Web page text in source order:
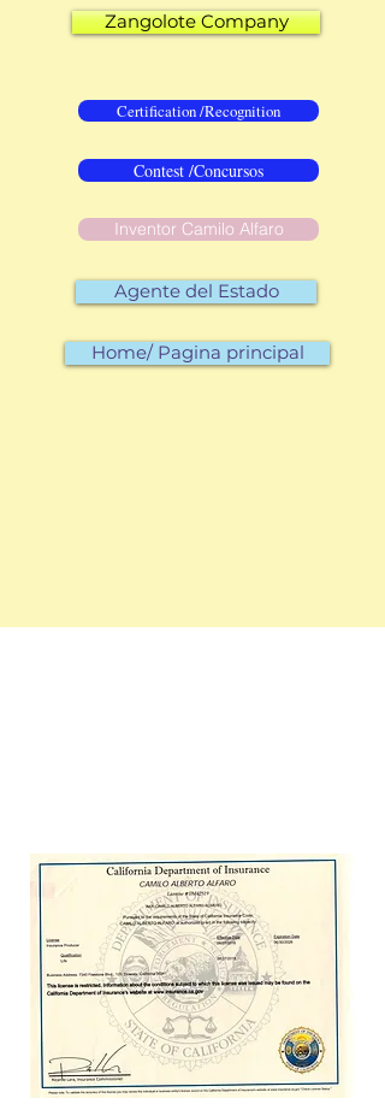
Zangolote Company
Certification /Recognition
Contest /Concursos
Inventor Camilo Alfaro
Agente del Estado
Home/ Pagina principal